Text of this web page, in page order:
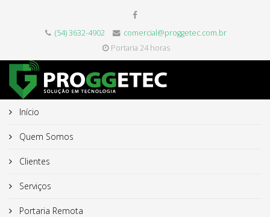
(54) 3632-4902
comercial@proggetec.com.br
Portaria 24 horas
Início
Quem Somos
Clientes
Serviços
Portaria Remota